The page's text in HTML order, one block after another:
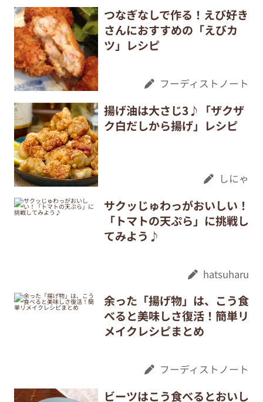
つなぎなしで作る！えび好き
さんにおすすめの「えびカ
ツ」レシピ
フーディストノート
揚げ油は大さじ3♪「ザクザ
ク白だしから揚げ」レシピ
しにゃ
サクッじゅわっがおいしい！
「トマトの天ぷら」に挑戦し
てみよう♪
hatsuharu
余った「揚げ物」は、こう食
べると美味しさ復活！簡単リ
メイクレシピまとめ
フーディストノート
ビーツはこう食べるとおいし